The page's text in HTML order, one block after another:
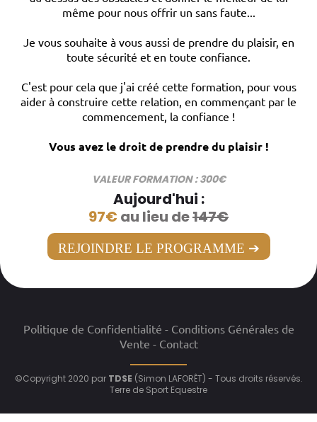
même pour nous offrir un sans faute...
Je vous souhaite à vous aussi de prendre du plaisir, en
toute sécurité et en toute confiance.
C'est pour cela que j'ai créé cette formation, pour vous
aider à construire cette relation, en commençant par le
commencement, la confiance !
Vous avez le droit de prendre du plaisir !
VALEUR FORMATION : 300€
Aujourd'hui :
97€ au lieu de147€
REJOINDRE LE PROGRAMME ➔
Politique de Confidentialité - Conditions Générales de
Vente - Contact
©Copyright 2020 parTDSE (Simon LAFORÊT) - Tous droits réservés.
Terre de Sport Equestre